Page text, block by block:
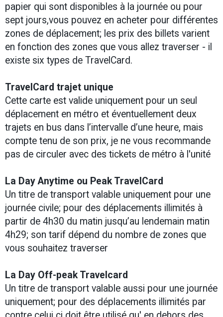
papier qui sont disponibles à la journée ou pour
sept jours,vous pouvez en acheter pour différentes
zones de déplacement; les prix des billets varient
en fonction des zones que vous allez traverser - il
existe six types de TravelCard.
TravelCard trajet unique
Cette carte est valide uniquement pour un seul
déplacement en métro et éventuellement deux
trajets en bus dans l’intervalle d’une heure, mais
compte tenu de son prix, je ne vous recommande
pas de circuler avec des tickets de métro à l'unité
La Day Anytime ou Peak TravelCard
Un titre de transport valable uniquement pour une
journée civile; pour des déplacements illimités à
partir de 4h30 du matin jusqu’au lendemain matin
4h29; son tarif dépend du nombre de zones que
vous souhaitez traverser
La Day Off-peak Travelcard
Un titre de transport valable aussi pour une journée
uniquement; pour des déplacements illimités par